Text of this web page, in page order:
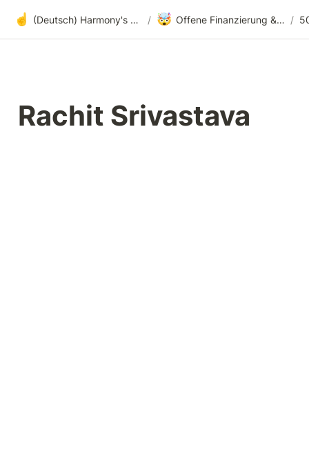
☝️ (Deutsch) Harmony's offene Entwicklung / 🤯 Offene Finanzierung & radikale Transparenz /
Rachit Srivastava